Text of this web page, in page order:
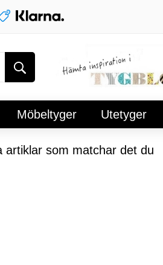
Möbeltyger Utetyger
artiklar som matchar det du